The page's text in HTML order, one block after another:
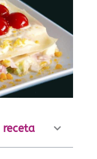
receta